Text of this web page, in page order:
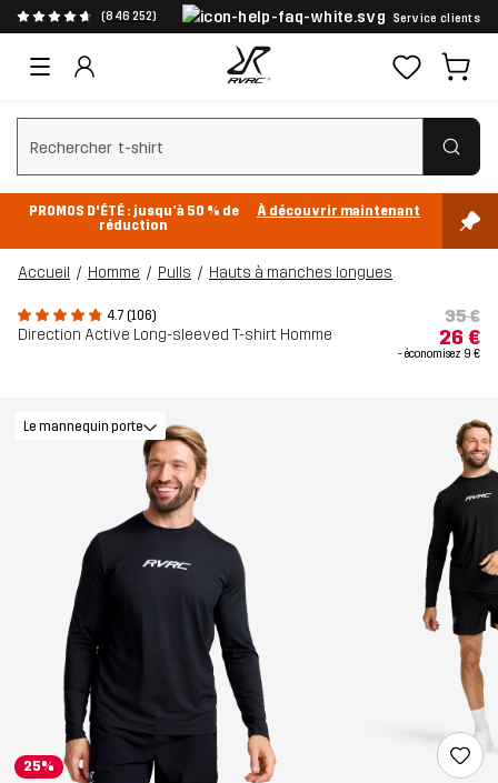
(846 252) Service clients
Effacer la recherche
PROMOS D'ÉTÉ : jusqu’à 50 % de
réduction
À découvrir maintenant
Accueil Homme Pulls Hauts à manches longues
4.7 (106)
Direction Active Long-sleeved T-shirt Homme
35 €
26 €
- économisez 9 €
25%
Le mannequin porte